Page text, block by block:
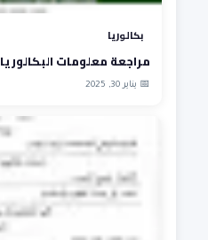
بكالوريا
مراجعة معلومات البكالوريا 2025 احرار و متمدرسين
📅 يناير 30, 2025